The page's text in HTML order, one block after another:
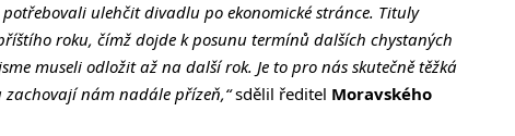
potřebovali ulehčit divadlu po ekonomické stránce. Tituly
roku, čímž dojde k posunu termínů dalších chystaných
museli odložit až na další rok. Je to pro nás skutečně těžká
nám nadále přízeň,“sdělil ředitel Moravského